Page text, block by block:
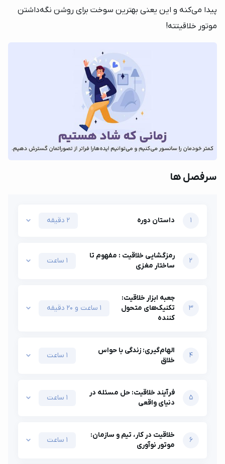
پیدا می‌کنه و این یعنی بهترین سوخت برای روشن نگه‌داشتن
موتور خلاقیتته!
سرفصل ها
1 داستان دوره 2 دقیقه
2
رمزگشایی خلاقیت : مفهوم تا
ساختار مغزی
1 ساعت
3
جعبه ابزار خلاقیت:
تکنیک‌های متحول
کننده
1 ساعت و 20 دقیقه
4
الهام‌گیری: زندگی با حواس
خلاق
1 ساعت
5
فرآیند خلاقیت: حل مسئله در
دنیای واقعی
1 ساعت
6
ﺧﻼﻗﯿﺖ در ﮐﺎر، ﺗﯿﻢ و ﺳﺎزﻣﺎن:
ﻣﻮﺗﻮر ﻧﻮآوری
1 ساعت